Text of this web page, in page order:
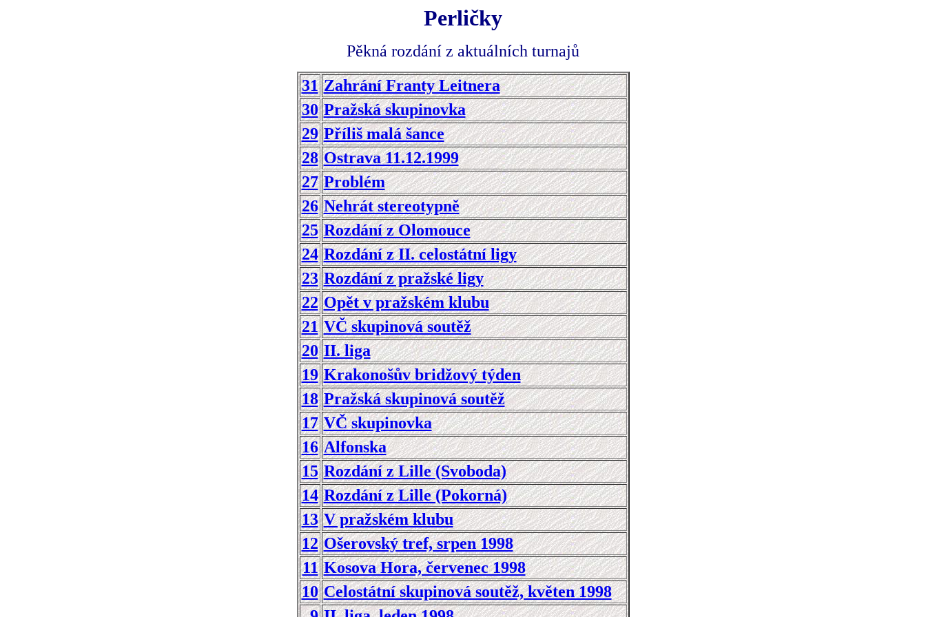
Perličky
Pěkná rozdání z aktuálních turnajů
31 Zahrání Franty Leitnera
30 Pražská skupinovka
29 Příliš malá šance
28 Ostrava 11.12.1999
27 Problém
26 Nehrát stereotypně
25 Rozdání z Olomouce
24 Rozdání z II. celostátní ligy
23 Rozdání z pražské ligy
22 Opět v pražském klubu
21 VČ skupinová soutěž
20 II. liga
19 Krakonošův bridžový týden
18 Pražská skupinová soutěž
17 VČ skupinovka
16 Alfonska
15 Rozdání z Lille (Svoboda)
14 Rozdání z Lille (Pokorná)
13 V pražském klubu
12 Ošerovský tref, srpen 1998
11 Kosova Hora, červenec 1998
10 Celostátní skupinová soutěž, květen 1998